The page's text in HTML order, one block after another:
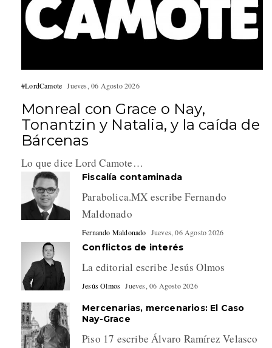
#LordCamote Jueves, 06 Agosto 2026
Monreal con Grace o Nay,
Tonantzin y Natalia, y la caída de
Bárcenas
Lo que dice Lord Camote…
Fiscalía contaminada
Parabolica.MX escribe Fernando
Maldonado
Fernando Maldonado Jueves, 06 Agosto 2026
Conflictos de interés
La editorial escribe Jesús Olmos
Jesús Olmos Jueves, 06 Agosto 2026
Mercenarias, mercenarios: El Caso
Nay-Grace
Piso 17 escribe Álvaro Ramírez Velasco